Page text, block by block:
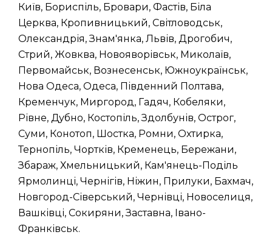
Київ, Бориспіль, Бровари, Фастів, Біла
Церква, Кропивницький, Світловодськ,
Олександрія, Знам'янка, Львів, Дрогобич,
Стрий, Жовква, Новояворівськ, Миколаїв,
Первомайськ, Вознесенськ, Южноукраїнськ,
Нова Одеса, Одеса, Південний Полтава,
Кременчук, Миргород, Гадяч, Кобеляки,
Рівне, Дубно, Костопіль, Здолбунів, Острог,
Суми, Конотоп, Шостка, Ромни, Охтирка,
Тернопіль, Чортків, Кременець, Бережани,
Збараж, Хмельницький, Кам'янець-Поділь
Ярмолинці, Чернігів, Ніжин, Прилуки, Бахмач,
Новгород-Сіверський, Чернівці, Новоселиця,
Вашківці, Сокиряни, Заставна, Івано-
Франківськ.